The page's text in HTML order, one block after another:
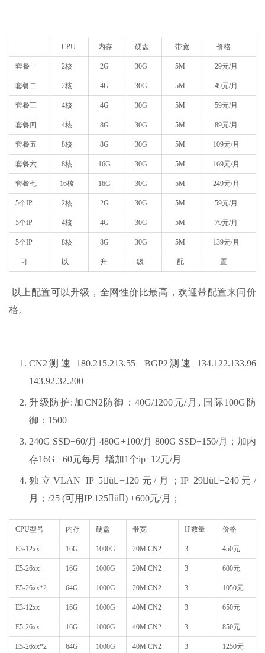
CPU 内存 硬盘 带宽 价格
套餐一 2核 2G 30G 5M 29元/月
套餐二 2核 4G 30G 5M 49元/月
套餐三 4核 4G 30G 5M 59元/月
套餐四 4核 8G 30G 5M 89元/月
套餐五 8核 8G 30G 5M 109元/月
套餐六 8核 16G 30G 5M 169元/月
套餐七 16核 16G 30G 5M 249元/月
5个IP 2核 2G 30G 5M 59元/月
5个IP 4核 4G 30G 5M 79元/月
5个IP 8核 8G 30G 5M 139元/月
可 以 升 级 配 置
以上配置可以升级，全网性价比最高，欢迎带配置来问价
格。
CN2测速 180.215.213.55 BGP2测速 134.122.133.96
143.92.32.200
升级防护:加CN2防御：40G/1200元/月, 国际100G防
御：1500
240G SSD+60/月 480G+100/月 800G SSD+150/月；加内
存16G +60元每月 增加1个ip+12元/月
独立VLAN IP 5ü+120元/月；IP 29ü+240元/
月；/25 (可用IP 125ü) +600元/月；
CPU型号 内存 硬盘 带宽 IP数量 价格
E3-12xx 16G 1000G 20M CN2 3 450元
E5-26xx 16G 1000G 20M CN2 3 600元
E5-26xx*2 64G 1000G 20M CN2 3 1050元
E3-12xx 16G 1000G 40M CN2 3 650元
E5-26xx 16G 1000G 40M CN2 3 850元
E5-26xx*2 64G 1000G 40M CN2 3 1250元